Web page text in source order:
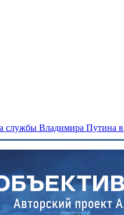
службы Владимира Путина в